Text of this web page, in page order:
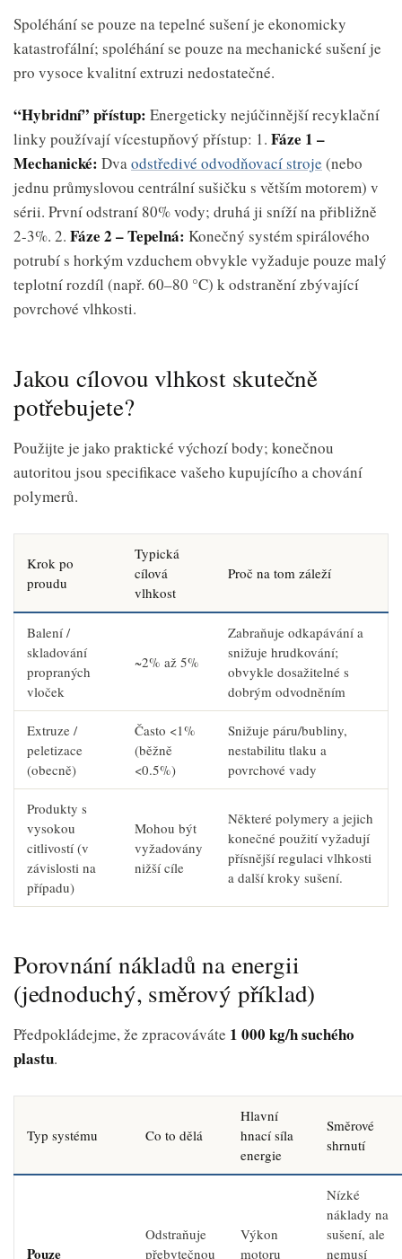
Spoléhání se pouze na tepelné sušení je ekonomicky
katastrofální; spoléhání se pouze na mechanické sušení je
pro vysoce kvalitní extruzi nedostatečné.
“Hybridní” přístup: Energeticky nejúčinnější recyklační
linky používají vícestupňový přístup: 1. Fáze 1 –
Mechanické: Dvaodstředivé odvodňovací stroje (nebo
jednu průmyslovou centrální sušičku s větším motorem) v
sérii. První odstraní 80% vody; druhá ji sníží na přibližně
2-3%. 2. Fáze 2 – Tepelná: Konečný systém spirálového
potrubí s horkým vzduchem obvykle vyžaduje pouze malý
teplotní rozdíl (např. 60–80 °C) k odstranění zbývající
povrchové vlhkosti.
Jakou cílovou vlhkost skutečně
potřebujete?
Použijte je jako praktické výchozí body; konečnou
autoritou jsou specifikace vašeho kupujícího a chování
polymerů.
Krok po
proudu
Typická
cílová
vlhkost
Proč na tom záleží
Balení /
skladování
propraných
vloček
~2% až 5%
Zabraňuje odkapávání a
snižuje hrudkování;
obvykle dosažitelné s
dobrým odvodněním
Extruze /
peletizace
(obecně)
Často <1%
(běžně
<0.5%)
Snižuje páru/bubliny,
nestabilitu tlaku a
povrchové vady
Produkty s
vysokou
citlivostí (v
závislosti na
případu)
Mohou být
vyžadovány
nižší cíle
Některé polymery a jejich
konečné použití vyžadují
přísnější regulaci vlhkosti
a další kroky sušení.
Porovnání nákladů na energii
(jednoduchý, směrový příklad)
Předpokládejme, že zpracováváte 1 000 kg/h suchého
plastu.
Typ systému Co to dělá
Hlavní
hnací síla
energie
Směrové
shrnutí
Pouze
Odstraňuje
přebytečnou
Výkon
motoru
Nízké
náklady na
sušení, ale
nemusí